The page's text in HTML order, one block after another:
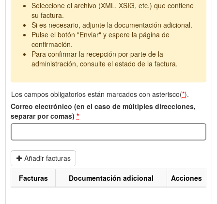
Seleccione el archivo (XML, XSIG, etc.) que contiene
su factura.
Si es necesario, adjunte la documentación adicional.
Pulse el botón "Enviar" y espere la página de
confirmación.
Para confirmar la recepción por parte de la
administración, consulte el estado de la factura.
Los campos obligatorios están marcados con asterisco(*).
Correo electrónico (en el caso de múltiples direcciones,
separar por comas) *
Añadir facturas
Facturas Documentación adicional Acciones